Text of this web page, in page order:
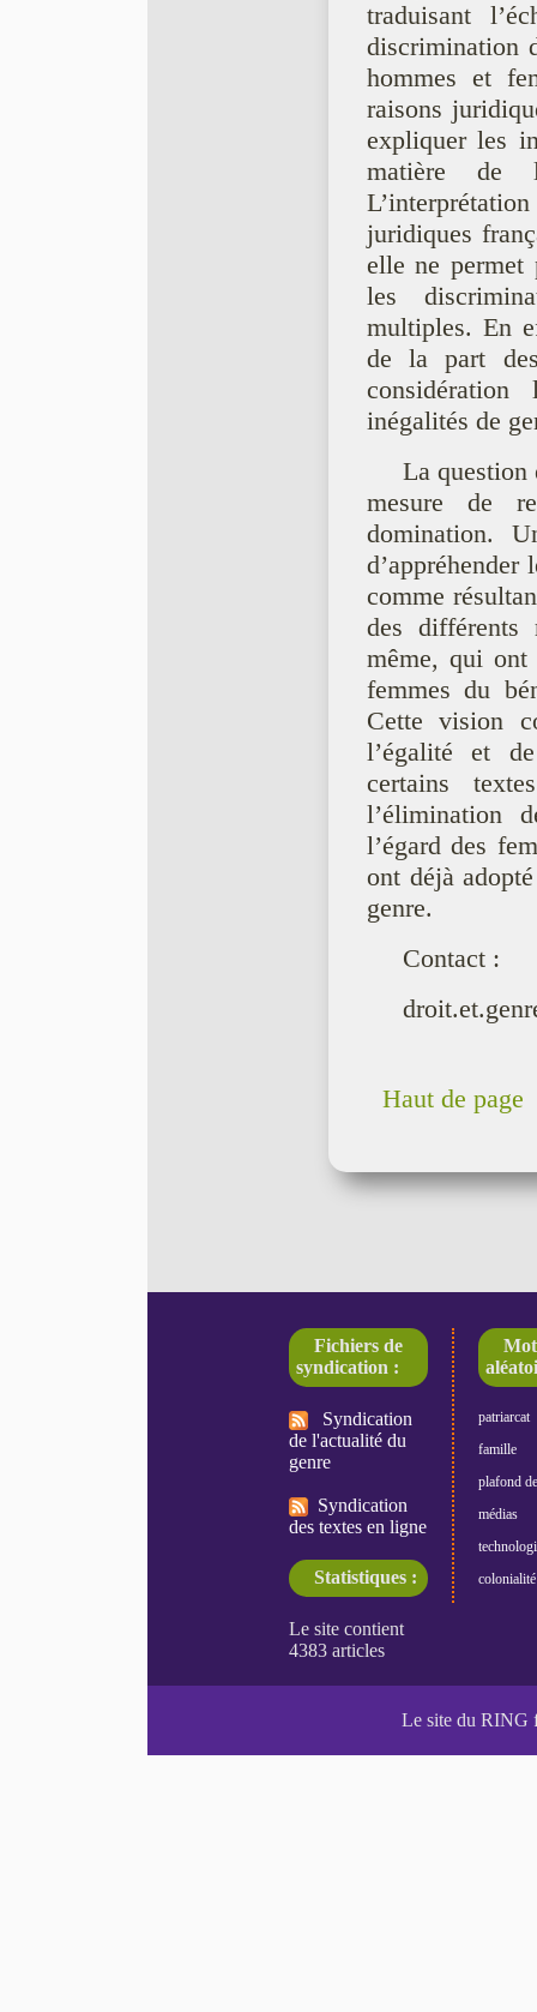
traduisant
discrimination
hommes et
raisons
expliquer les
matière de
juridiques
elle ne permet
les
multiples. En
de la part
inégalités de
La question
mesure de
domination.
comme
des
même, qui ont
femmes du
Cette vision
l’égalité et
certains
l’élimination
l’égard des
ont déjà
genre.
Contact :
Haut de page
Fichiers de
syndication :
Syndication
de l'actualité du
genre
Syndication
des textes en ligne
Statistiques :
patriarcat
famille
plafond
médias
colonialité
Le site du RING